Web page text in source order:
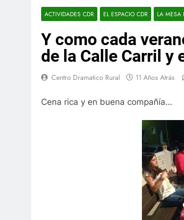
ACTIVIDADES CDR EL ESPACIO CDR LA MESA
Y como cada
de la Calle Carril y
Centro Dramatico Rural 11 Años Atrás
Cena rica y en buena compañía…